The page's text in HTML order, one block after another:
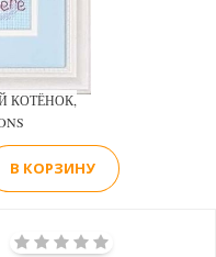
КОТЁНОК,
В КОРЗИНУ